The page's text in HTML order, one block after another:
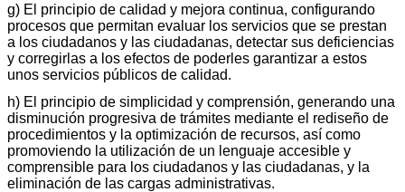
g) El principio de calidad y mejora continua, configurando
procesos que permitan evaluar los servicios que se prestan
a los ciudadanos y las ciudadanas, detectar sus deficiencias
y corregirlas a los efectos de poderles garantizar a estos
unos servicios públicos de calidad.
h) El principio de simplicidad y comprensión, generando una
disminución progresiva de trámites mediante el rediseño de
procedimientos y la optimización de recursos, así como
promoviendo la utilización de un lenguaje accesible y
comprensible para los ciudadanos y las ciudadanas, y la
eliminación de las cargas administrativas.